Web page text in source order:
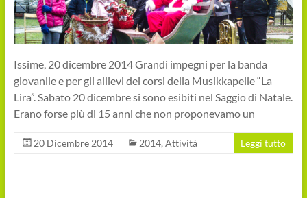
Issime, 20 dicembre 2014 Grandi impegni per la banda
giovanile e per gli allievi dei corsi della Musikkapelle “La
Lira”. Sabato 20 dicembre si sono esibiti nel Saggio di Natale.
Erano forse più di 15 anni che non proponevamo un
20 Dicembre 2014 2014, Attività Leggi tutto